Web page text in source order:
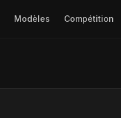
Modèles Compétition